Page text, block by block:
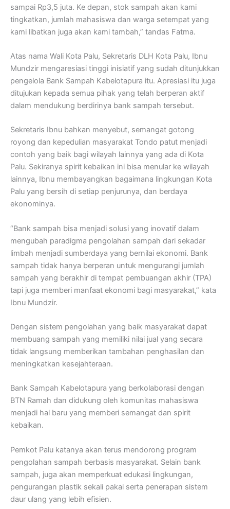
sampai Rp3,5 juta. Ke depan, stok sampah akan kami
tingkatkan, jumlah mahasiswa dan warga setempat yang
kami libatkan juga akan kami tambah,” tandas Fatma.
Atas nama Wali Kota Palu, Sekretaris DLH Kota Palu, Ibnu
Mundzir mengaresiasi tinggi inisiatif yang sudah ditunjukkan
pengelola Bank Sampah Kabelotapura itu. Apresiasi itu juga
ditujukan kepada semua pihak yang telah berperan aktif
dalam mendukung berdirinya bank sampah tersebut.
Sekretaris Ibnu bahkan menyebut, semangat gotong
royong dan kepedulian masyarakat Tondo patut menjadi
contoh yang baik bagi wilayah lainnya yang ada di Kota
Palu. Sekiranya spirit kebaikan ini bisa menular ke wilayah
lainnya, Ibnu membayangkan bagaimana lingkungan Kota
Palu yang bersih di setiap penjurunya, dan berdaya
ekonominya.
“Bank sampah bisa menjadi solusi yang inovatif dalam
mengubah paradigma pengolahan sampah dari sekadar
limbah menjadi sumberdaya yang bernilai ekonomi. Bank
sampah tidak hanya berperan untuk mengurangi jumlah
sampah yang berakhir di tempat pembuangan akhir (TPA)
tapi juga memberi manfaat ekonomi bagi masyarakat,” kata
Ibnu Mundzir.
Dengan sistem pengolahan yang baik masyarakat dapat
membuang sampah yang memiliki nilai jual yang secara
tidak langsung memberikan tambahan penghasilan dan
meningkatkan kesejahteraan.
Bank Sampah Kabelotapura yang berkolaborasi dengan
BTN Ramah dan didukung oleh komunitas mahasiswa
menjadi hal baru yang memberi semangat dan spirit
kebaikan.
Pemkot Palu katanya akan terus mendorong program
pengolahan sampah berbasis masyarakat. Selain bank
sampah, juga akan memperkuat edukasi lingkungan,
pengurangan plastik sekali pakai serta penerapan sistem
daur ulang yang lebih efisien.